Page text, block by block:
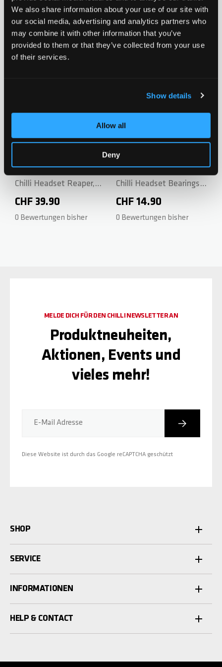
We also share information about your use of our site with
our social media, advertising and analytics partners who
may combine it with other information that you’ve
provided to them or that they’ve collected from your use
of their services.
Show details
Allow all
Deny
Chilli Headset Reaper
Series - Blue
CHF 39.90
0 Bewertungen bisher
Chilli Headset Reaper
Chilli Headset Reaper,
Reaper Venom, Critter
and Pro Series - Black
CHF 39.90
0 Bewertungen bisher
Zur Wunschliste hinzufügen
Chilli Headset Bearings -
Inner Diam. 30.2mm -
Height 7.0mm
CHF 14.90
0 Bewertungen bisher
Zur
E-Mail Adresse
Diese Website ist durch das Google reCAPTCHA geschützt
MELDE DICH FÜR DEN CHILLI NEWSLETTER AN
Produktneuheiten,
Aktionen, Events und
vieles mehr!
SHOP
SERVICE
INFORMATIONEN
HELP & CONTACT